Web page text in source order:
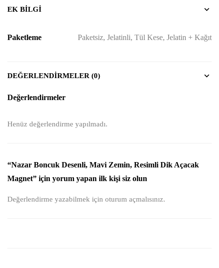
EK BILGI
Paketleme Paketsiz, Jelatinli, Tül Kese, Jelatin + Kağıt
DEĞERLENDIRMELER (0)
Değerlendirmeler
Henüz değerlendirme yapılmadı.
“Nazar Boncuk Desenli, Mavi Zemin, Resimli Dik Açacak
Magnet” için yorum yapan ilk kişi siz olun
Değerlendirme yazabilmek için oturum açmalısınız.